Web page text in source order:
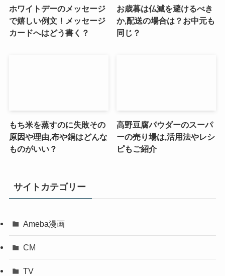
ホワイトデーのメッセージ
で嬉しい例文！メッセージ
カードへはどう書く？
お歳暮は仏滅を避けるべき
か,配送の場合は？お中元も
同じ？
もち米を蒸すのに失敗その
原因や理由,布や鍋はどんな
ものがいい？
高野豆腐パウダーのスーパ
ーの売り場は,活用法やレシ
ピもご紹介
サイトカテゴリー
Ameba漫画
CM
TV